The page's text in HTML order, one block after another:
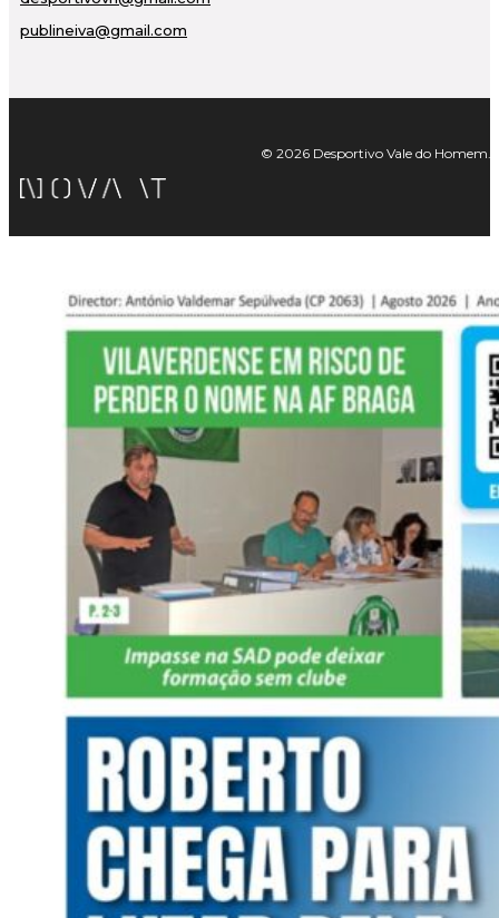
publineiva@gmail.com
© 2026 Desportivo Vale do Homem.